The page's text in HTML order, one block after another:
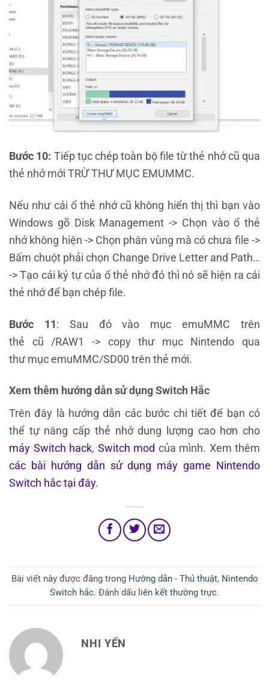
Bước 10: Tiếp tục chép toàn bộ file từ thẻ nhớ cũ qua
thẻ nhớ mới TRỪ THƯ MỤC EMUMMC.
Nếu như cái ổ thẻ nhớ cũ không hiển thị thì bạn vào
Windows gõ Disk Management -> Chọn vào ổ thẻ
nhớ không hiện -> Chọn phân vùng mà có chưa file ->
Bấm chuột phải chọn Change Drive Letter and Path…
-> Tạo cái ký tự của ổ thẻ nhớ đó thì nó sẽ hiện ra cái
thẻ nhớ để bạn chép file.
Bước 11: Sau đó vào mục emuMMC trên
thẻ cũ /RAW1 -> copy thư mục Nintendo qua
thư mục emuMMC/SD00 trên thẻ mới.
Xem thêm hướng dẫn sử dụng Switch Hắc
Trên đây là hướng dẫn các bước chi tiết để bạn có
thể tự nâng cấp thẻ nhớ dung lượng cao hơn cho
máy Switch hack, Switch mod của mình. Xem thêm
các bài hướng dẫn sử dụng máy game Nintendo
Switch hắctại đây.
Bài viết này được đăng trong Hướng dẫn - Thủ thuật, Nintendo
Switch hắc. Đánh dấu liên kết thường trực.
NHI YẾN